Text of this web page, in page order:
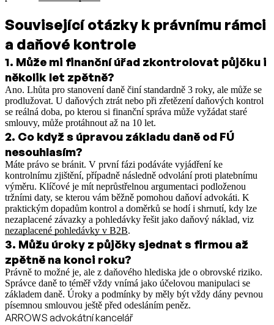
Související otázky k právnímu rámci
a daňové kontrole
1. Může mi finanční úřad zkontrolovat půjčku i
několik let zpětně?
Ano. Lhůta pro stanovení daně činí standardně 3 roky, ale může se
prodlužovat. U daňových ztrát nebo při zřetězení daňových kontrol
se reálná doba, po kterou si finanční správa může vyžádat staré
smlouvy, může protáhnout až na 10 let.
2. Co když s úpravou základu daně od FÚ
nesouhlasím?
Máte právo se bránit. V první fázi podáváte vyjádření ke
kontrolnímu zjištění, případně následně odvolání proti platebnímu
výměru. Klíčové je mít neprůstřelnou argumentaci podloženou
tržními daty, se kterou vám běžně pomohou daňoví advokáti. K
praktickým dopadům kontrol a doměrků se hodí i shrnutí, kdy lze
nezaplacené závazky a pohledávky řešit jako daňový náklad, viz
nezaplacené pohledávky v B2B.
3. Můžu úroky z půjčky sjednat s firmou až
zpětně na konci roku?
Právně to možné je, ale z daňového hlediska jde o obrovské riziko.
Správce daně to téměř vždy vnímá jako účelovou manipulaci se
základem daně. Úroky a podmínky by měly být vždy dány pevnou
písemnou smlouvou ještě před odesláním peněz.
ARROWS advokátní kancelář